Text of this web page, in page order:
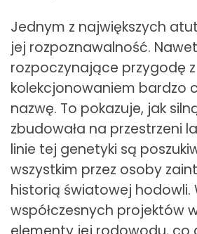
Jednym z największych
jej rozpoznawalność.
rozpoczynające przygodę z
kolekcjonowaniem bardzo
nazwę. To pokazuje, jak
zbudowała na przestrzeni
linie tej genetyki są
wszystkim przez osoby
historią światowej hodowli.
współczesnych projektów